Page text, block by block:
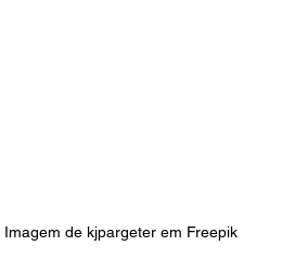
Imagem de kjpargeter em Freepik